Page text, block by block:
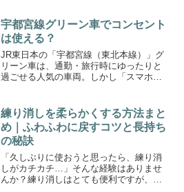
検討している方にとっては、サイズ感や
容量、使いやすさなど、気に...
宇都宮線グリーン車でコンセント
は使える？
JR東日本の「宇都宮線（東北本線）」グ
リーン車は、通勤・旅行時にゆったりと
過ごせる人気の車両。しかし「スマホの
ないでしょうか。本記事では、宇都宮線
グリーン車のコンセント...
練り消しを柔らかくする方法まと
め｜ふわふわに戻すコツと長持ち
の秘訣
「久しぶりに使おうと思ったら、練り消
しがカチカチ…」そんな経験はありませ
んか？練り消しはとても便利ですが、保